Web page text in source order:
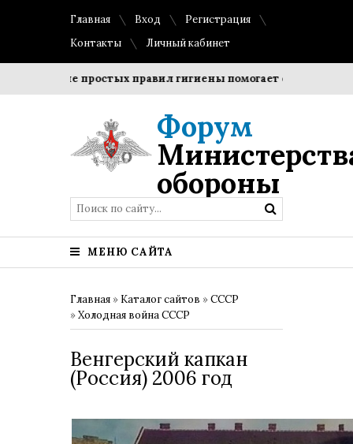
Главная Вход
Регистрация
Контакты
Личный кабинет
простых правил гигиены помогает сохранить
Форум
обороны
МЕНЮ САЙТА
Главная » Каталог сайтов »СССР
»Холодная война СССР
Венгерский капкан
(Россия) 2006 год